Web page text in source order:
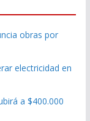
obras por
electricidad en
a $400.000